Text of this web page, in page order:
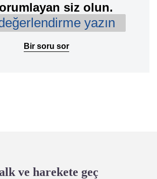
siz olun.
yazın
Bir soru sor
ve harekete geç